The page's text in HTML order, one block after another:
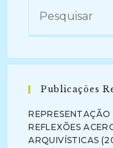
Publicações
REFLEXÕES
ARQUIVÍSTICAS